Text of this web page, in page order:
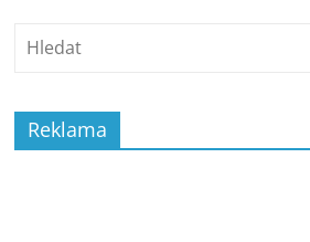
Reklama